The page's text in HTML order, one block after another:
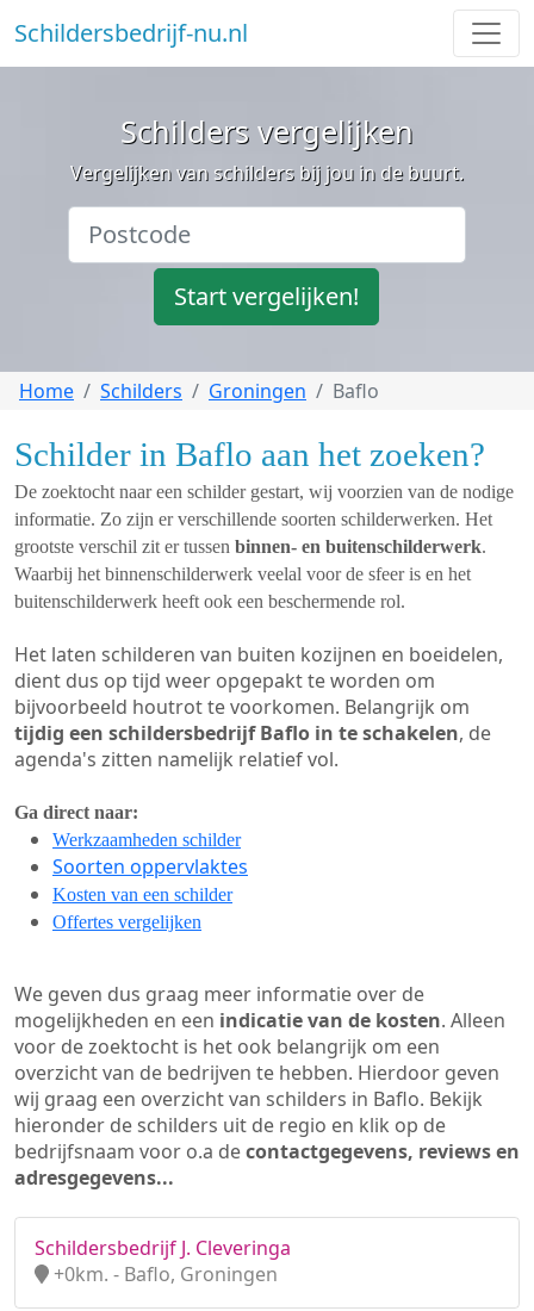
Schildersbedrijf-nu.nl
Schilders vergelijken
Vergelijken van schilders bij jou in de buurt.
Start vergelijken!
Home Schilders Groningen Baflo
Schilder in Baflo aan het zoeken?
De zoektocht naar een schilder gestart, wij voorzien van de nodige
informatie. Zo zijn er verschillende soorten schilderwerken. Het
grootste verschil zit er tussen binnen- en buitenschilderwerk.
Waarbij het binnenschilderwerk veelal voor de sfeer is en het
buitenschilderwerk heeft ook een beschermende rol.
Het laten schilderen van buiten kozijnen en boeidelen,
dient dus op tijd weer opgepakt te worden om
bijvoorbeeld houtrot te voorkomen. Belangrijk om
tijdig een schildersbedrijf Baflo in te schakelen, de
agenda's zitten namelijk relatief vol.
Ga direct naar:
Werkzaamheden schilder
Soorten oppervlaktes
Kosten van een schilder
Offertes vergelijken
We geven dus graag meer informatie over de
mogelijkheden en een indicatie van de kosten. Alleen
voor de zoektocht is het ook belangrijk om een
overzicht van de bedrijven te hebben. Hierdoor geven
wij graag een overzicht van schilders in Baflo. Bekijk
hieronder de schilders uit de regio en klik op de
bedrijfsnaam voor o.a decontactgegevens, reviews en
adresgegevens...
Schildersbedrijf J. Cleveringa
+0km. - Baflo, Groningen